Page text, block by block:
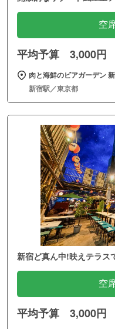
空
平均予算 3,000円
肉と海鮮のビアガーデン
新宿駅／東京都
新宿ど真ん中!映えテラス
空
平均予算 3,000円